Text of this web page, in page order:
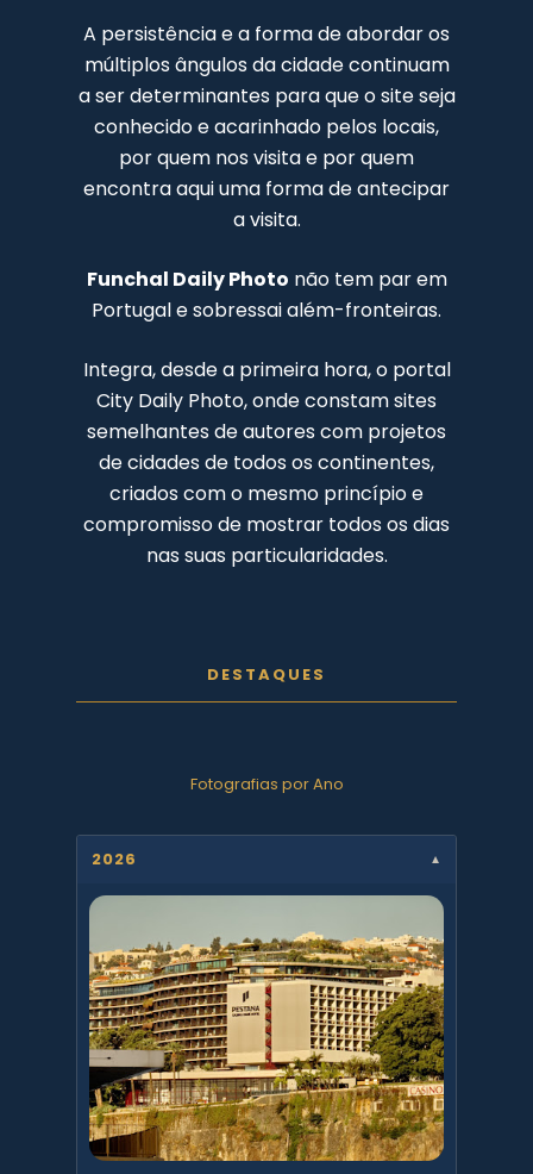
A persistência e a forma de abordar os
múltiplos ângulos da cidade continuam
a ser determinantes para que o site seja
conhecido e acarinhado pelos locais,
por quem nos visita e por quem
encontra aqui uma forma de antecipar
a visita.
Funchal Daily Photo não tem par em
Portugal e sobressai além-fronteiras.
Integra, desde a primeira hora, o portal
City Daily Photo, onde constam sites
semelhantes de autores com projetos
de cidades de todos os continentes,
criados com o mesmo princípio e
compromisso de mostrar todos os dias
nas suas particularidades.
DESTAQUES
Fotografias por Ano
2026 ▼